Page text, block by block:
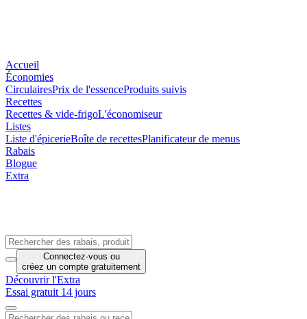
Accueil
Économies
CirculairesPrix de l'essenceProduits suivis
Recettes
Recettes & vide-frigoL'économiseur
Listes
Liste d'épicerieBoîte de recettesPlanificateur de menus
Rabais
Blogue
Extra
Connectez-vous ou
créez un compte gratuitement
Découvrir l'Extra
Essai gratuit 14 jours